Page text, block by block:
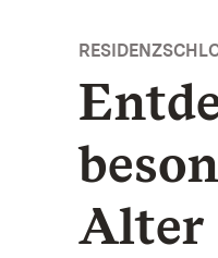
Alter